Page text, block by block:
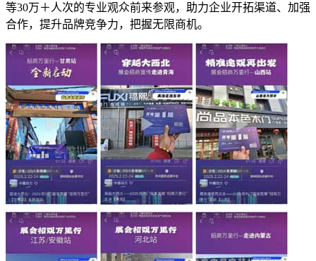
等30万＋人次的专业观众前来参观，助力企业开拓渠道、加强
合作，提升品牌竞争力，把握无限商机。